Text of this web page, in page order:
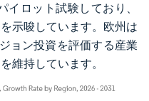
ロット試験しており、
示唆しています。欧州は
ョン投資を評価する産業
維持しています。